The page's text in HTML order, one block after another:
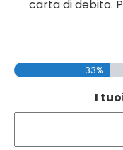
carta di debito.
33%
I